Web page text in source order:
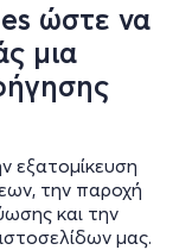
ώστε να
μια
εξατομίκευση
την παροχή
και την
μας.